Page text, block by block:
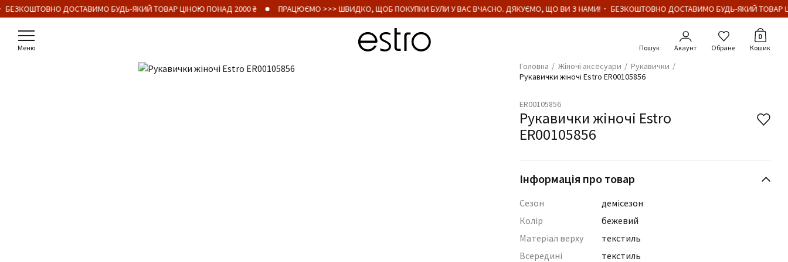
ДОСТАВИМО БУДЬ-ЯКИЙ ТОВАР ЦІНОЮ ПОНАД 2000 ₴ ПРАЦЮЄМО >>> ШВИДКО, ЩОБ ПОКУПКИ БУЛИ У ВАС ВЧАСНО. ДЯКУЄМО, ЩО ВИ З НАМИ!・ БЕЗКОШТОВНО ДОСТАВИМО БУДЬ-ЯКИЙ ТОВАР
Меню Акаунт Обране
0
Кошик
Головна Жіночі аксесуари
Рукавички
Рукавички жіночі Estro ER00105856
ER00105856
Рукавички жіночі Estro
ER00105856
Інформація про товар
Сезон
демісезон
Колір
бежевий
Матеріал верху
текстиль
Всередині
текстиль